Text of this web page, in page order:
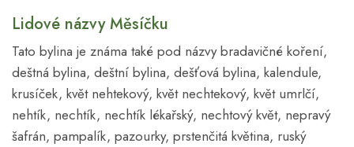
Lidové názvy Měsíčku
Tato bylina je známa také pod názvy bradavičné koření,
deštná bylina, deštní bylina, dešťová bylina, kalendule,
krusíček, květ nehtekový, květ nechtekový, květ umrlčí,
nehtík, nechtík, nechtík lékařský, nechtový květ, nepravý
šafrán, pampalík, pazourky, prstenčitá květina, ruský